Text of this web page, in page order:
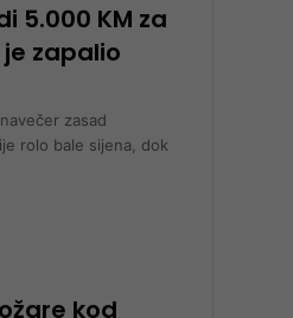
5.000 KM za
zapalio
zasad
rolo bale sijena, dok
kod